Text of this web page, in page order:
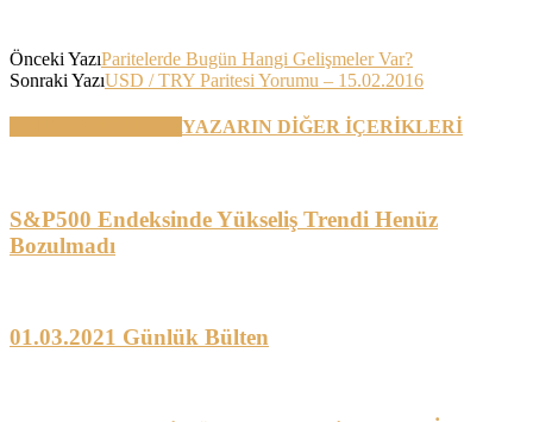
Önceki YazıParitelerde Bugün Hangi Gelişmeler Var?
Sonraki YazıUSD / TRY Paritesi Yorumu – 15.02.2016
YAZARIN DİĞER İÇERİKLERİ
S&P500 Endeksinde Yükseliş Trendi Henüz
Bozulmadı
01.03.2021 Günlük Bülten